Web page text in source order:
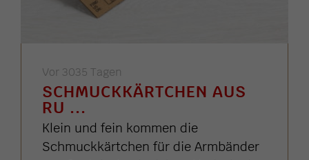
Vor 3035 Tagen
SCHMUCKKÄRTCHEN AUS
RU ...
Klein und fein kommen die
Schmuckkärtchen für die Armbänder